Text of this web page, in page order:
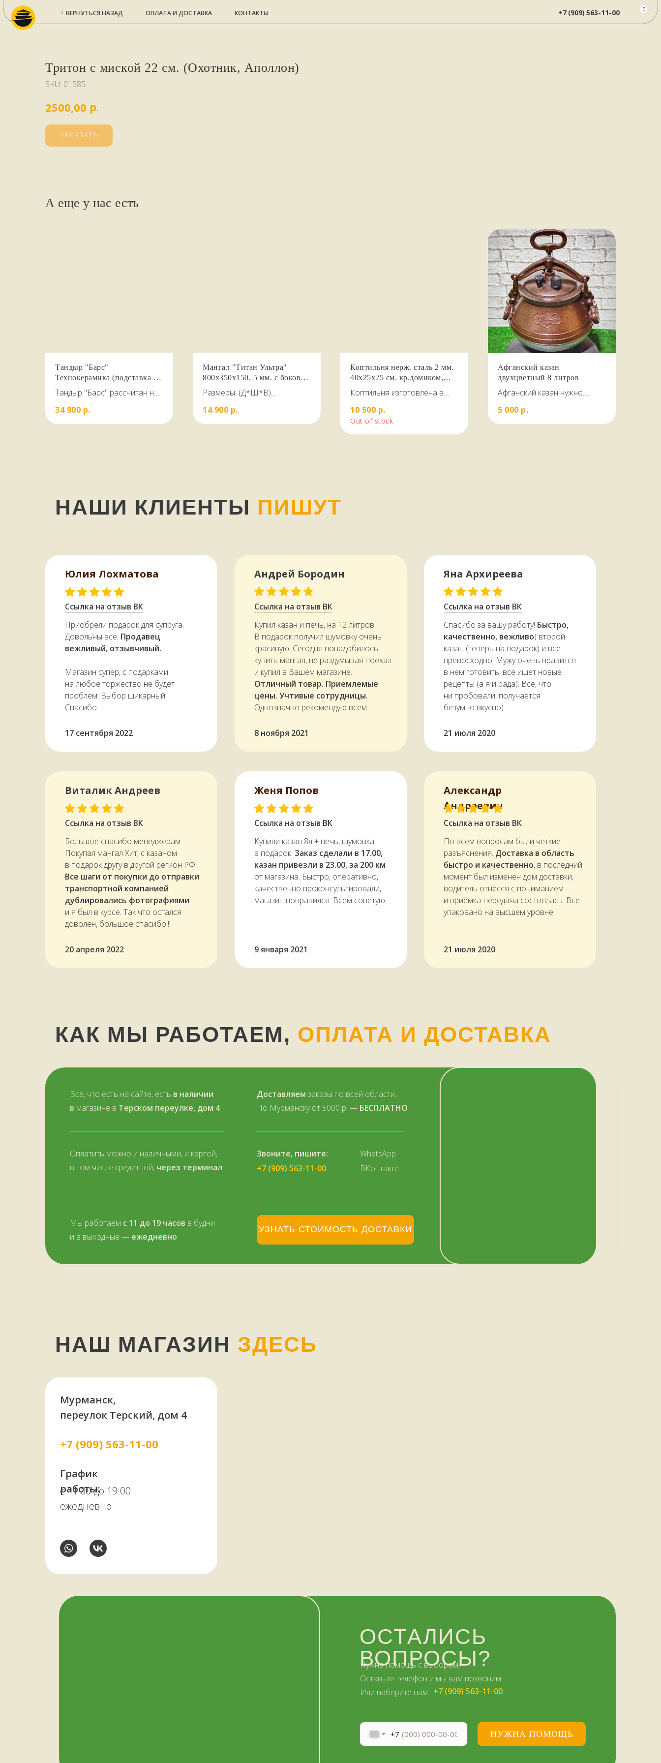
ВЕРНУТЬСЯ НАЗАД ОПЛАТА И ДОСТАВКА КОНТАКТЫ
Тритон с миской 22 см. (Охотник, Аполлон)
SKU: 01585
2500,00 р.
ЗАКАЗАТЬ
А еще у нас есть
Тандыр "Барс"
Технокерамика (подставка в
комплекте)
Тандыр "Барс" рассчитан на
загрузку до 4 кг. Мяса за один
раз
34 900 р.
Мангал "Титан Ультра"
800х350х150, 5 мм. с боковой
полкой и полкой для дров
КСТ
Размеры: (Д*Ш*В)
800*350*860 вес 31 кг, сталь
5мм ГОСТ, на 13 шампуров
14 900 р.
Коптильня нерж. сталь 2 мм.
40х25х25 см. кр.домиком,
гидрозатвор
Коптильня изготовлена в
виде домика, из
качественной зеркальной
10 500 р.
Out of stock
Афганский казан
двухцветный 8 литров
Афганский казан нужно
заполнять на 2/3 , до 5.5
литров
5 000 р.
НАШИ КЛИЕНТЫ ПИШУТ
Купили казан 8л + печь, шумовка
в подарок. Заказ сделали в 17.00,
казан привезли в 23.00, за 200 км
от магазина. Быстро, оперативно,
качественно проконсультировали,
магазин понравился. Всем советую.
По всем вопросам были четкие
разъяснения. Доставка в область
быстро и качественно, в последний
момент был изменён дом доставки,
водитель отнёсся с пониманием
и приёмка-передача состоялась. Все
упаковано на высшем уровне.
Большое спасибо менеджерам.
Покупал мангал Хит, с казаном
в подарок другу в другой регион РФ.
Все шаги от покупки до отправки
транспортной компанией
дублировались фотографиями
и я был в курсе. Так что остался
доволен, большое спасибо!!!
Ссылка на отзыв ВК Ссылка на отзыв ВК
Ссылка на отзыв ВК
Виталик Андреев Женя Попов
Александр
Андреевич
20 апреля 2022 9 января 2021 21 июля 2020
Купил казан и печь, на 12 литров.
В подарок получил шумовку очень
красивую. Сегодня понадобилось
купить мангал, не раздумывая поехал
и купил в Вашем магазине.
Отличный товар. Приемлемые
цены. Учтивые сотрудницы.
Однозначно рекомендую всем.
Спасибо за вашу работу! Быстро,
качественно, вежливо) второй
казан (теперь на подарок) и все
превосходно! Мужу очень нравится
в нем готовить, все ищет новые
рецепты (а я и рада). Всё, что
ни пробовали, получается
безумно вкусно)
Приобрели подарок для супруга.
Довольны все. Продавец
вежливый, отзывчивый.
Магазин супер, с подарками
на любое торжество не будет
проблем. Выбор шикарный.
Спасибо.
Ссылка на отзыв ВК Ссылка на отзыв ВК
Ссылка на отзыв ВК
Юлия Лохматова Андрей Бородин Яна Архиреева
17 сентября 2022 8 ноября 2021 21 июля 2020
КАК МЫ РАБОТАЕМ, ОПЛАТА И ДОСТАВКА
Всё, что есть на сайте, есть в наличии
в магазине в Терском переулке, дом 4
Доставляем заказы по всей области.
По Мурманску от 5000 р. — БЕСПЛАТНО
Оплатить можно и наличными, и картой,
в том числе кредитной, через терминал
Звоните, пишите:
+7 (909) 563-11-00
WhatsApp
ВКонтакте
Мы работаем с 11 до 19 часов в будни
и в выходные — ежедневно
УЗНАТЬ СТОИМОСТЬ ДОСТАВКИ
НАШ МАГАЗИН ЗДЕСЬ
Мурманск,
переулок Терский, дом 4
+7 (909) 563-11-00
с 11:00 до 19:00
ежедневно
График
работы:
ОСТАЛИСЬ
ВОПРОСЫ?
Нужна помощь с выбором?
Оставьте телефон и мы вам позвоним.
Или наберите нам: +7 (909) 563-11-00
+7 НУЖНА ПОМОЩЬ